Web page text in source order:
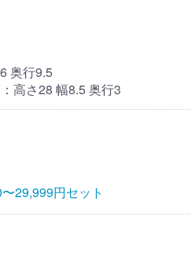
奥行9.5
高さ28 幅8.5 奥行3
29,999円セット